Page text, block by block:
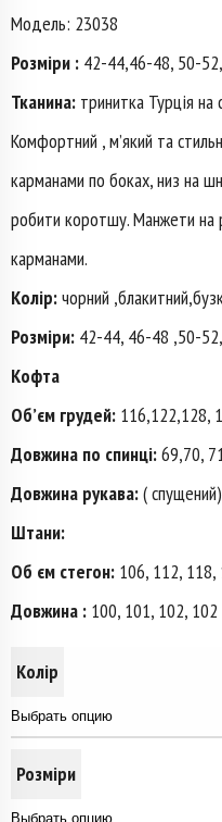
Модель: 23038
Розміри : 42-44,46-48, 50-
Тканина: тринитка Турція на
Комфортний , мʼякий та
карманами по боках, низ на
робити коротшу. Манжети на
карманами.
Колір:чорний
Розміри: 42-44, 46-48 ,50-
Кофта
Об’єм грудей: 116,122,128,
Довжина по спинці:69,70,
Довжина рукава:(
Штани:
Об єм стегон: 106, 112, 118,
Довжина : 100, 101, 102, 102
Колір
Розміри